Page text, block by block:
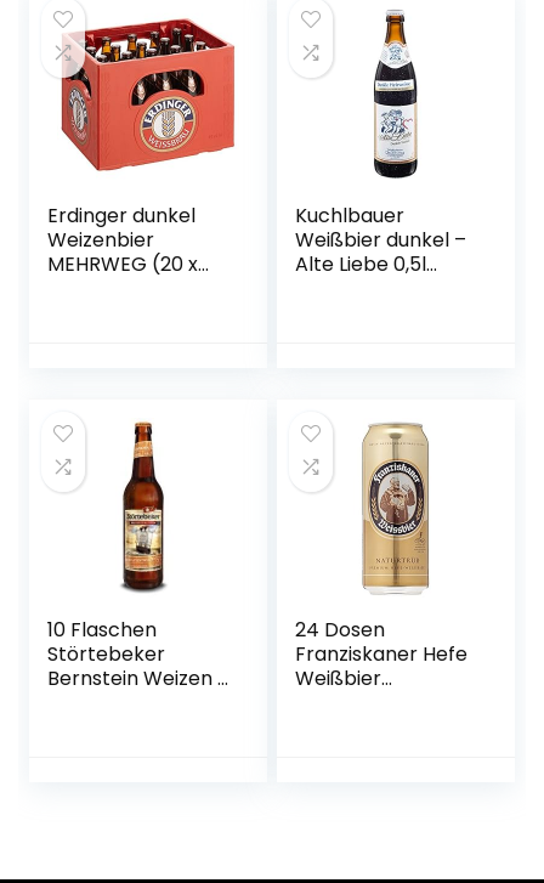
Erdinger dunkel
Weizenbier
MEHRWEG (20 x
Kuchlbauer
Weißbier dunkel –
Alte Liebe 0,5l
10 Flaschen
Störtebeker
Bernstein Weizen a
24 Dosen
Franziskaner Hefe
Weißbier